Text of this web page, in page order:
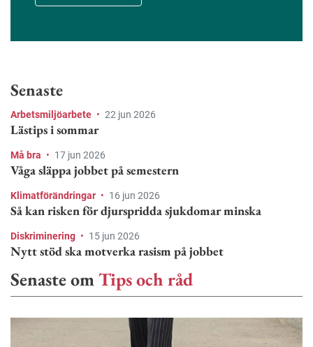
Senaste
Arbetsmiljöarbete • 22 jun 2026
Lästips i sommar
Må bra • 17 jun 2026
Våga släppa jobbet på semestern
Klimatförändringar • 16 jun 2026
Så kan risken för djurspridda sjukdomar minska
Diskriminering • 15 jun 2026
Nytt stöd ska motverka rasism på jobbet
Senaste omTips och råd